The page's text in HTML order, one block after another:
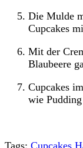
Die Mulde
Cupcakes
Mit der
Blaubeere
Cupcakes
wie
Tags: Cupcakes